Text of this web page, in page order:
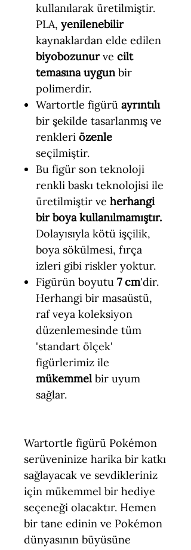
kullanılarak üretilmiştir.
PLA, yenilenebilir
kaynaklardan elde edilen
biyobozunurve cilt
temasına uygunbir
polimerdir.
Wartortle figürü ayrıntılı
bir şekilde tasarlanmış ve
renkleri özenle
seçilmiştir.
Bu figür son teknoloji
renkli baskı teknolojisi ile
üretilmiştir ve herhangi
bir boya kullanılmamıştır.
Dolayısıyla kötü işçilik,
boya sökülmesi, fırça
izleri gibi riskler yoktur.
Figürün boyutu 7 cm'dir.
Herhangi bir masaüstü,
raf veya koleksiyon
düzenlemesinde tüm
'standart ölçek'
figürlerimiz ile
mükemmel bir uyum
sağlar.
Wartortle figürü Pokémon
serüveninize harika bir katkı
sağlayacak ve sevdikleriniz
için mükemmel bir hediye
seçeneği olacaktır. Hemen
bir tane edinin ve Pokémon
dünyasının büyüsüne